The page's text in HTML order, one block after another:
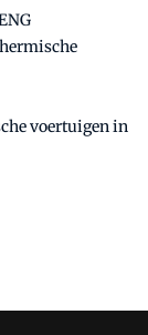
voertuigen in